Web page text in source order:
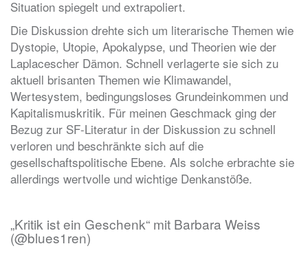
Situation spiegelt und extrapoliert.
Die Diskussion drehte sich um literarische Themen wie
Dystopie, Utopie, Apokalypse, und Theorien wie der
Laplacescher Dämon. Schnell verlagerte sie sich zu
aktuell brisanten Themen wie Klimawandel,
Wertesystem, bedingungsloses Grundeinkommen und
Kapitalismuskritik. Für meinen Geschmack ging der
Bezug zur SF-Literatur in der Diskussion zu schnell
verloren und beschränkte sich auf die
gesellschaftspolitische Ebene. Als solche erbrachte sie
allerdings wertvolle und wichtige Denkanstöße.
„Kritik ist ein Geschenk“ mit Barbara Weiss
(@blues1ren)